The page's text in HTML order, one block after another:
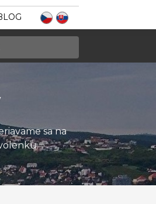
sa na